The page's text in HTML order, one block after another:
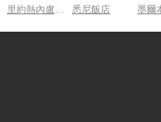
里約熱內盧飯店 悉尼飯店 墨爾